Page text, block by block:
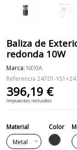
Baliza de
redonda 10W
Marca: NEXIA
Referencia 24701-
396,19 €
Impuestos incluidos
Material
Color
Negro